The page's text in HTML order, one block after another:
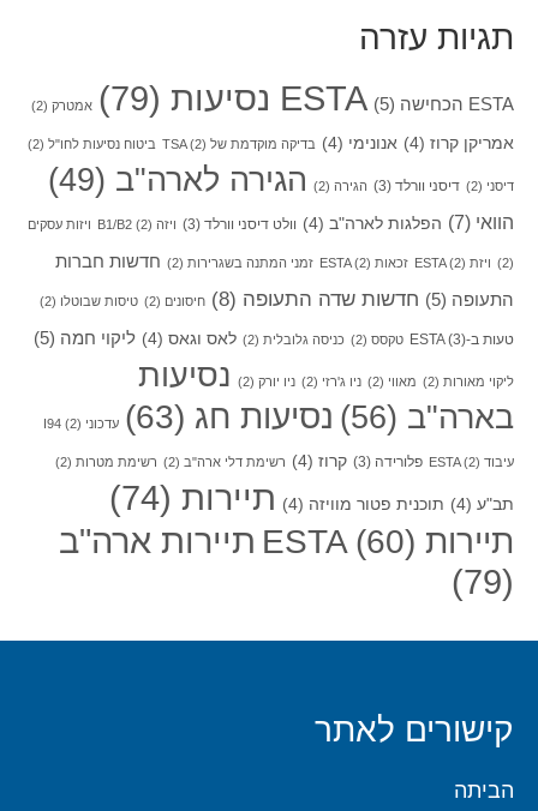
תגיות עזרה
ESTA הכחישה (5) ESTA נסיעות (79) אמטרק (2)
אמריקן קרוז (4) אנונימי (4) בדיקה מוקדמת של TSA (2) ביטוח נסיעות לחו"ל (2)
דיסני (2) דיסני וורלד (3) הגירה (2) הגירה לארה"ב (49)
הוואי (7) הפלגות לארה"ב (4) וולט דיסני וורלד (3) ויזה B1/B2 (2) ויזות עסקים
(2) ויזת ESTA (2) זכאות ESTA (2) זמני המתנה בשגרירות (2)
חדשות חברות
התעופה (5) חדשות שדה התעופה (8) חיסונים (2) טיסות שבוטלו (2)
טעות ב-ESTA(3) טקסס (2) כניסה גלובלית (2) לאס וגאס (4) ליקוי חמה (5)
ליקוי מאורות (2) מאווי (2) ניו ג'רזי (2) ניו יורק (2)
נסיעות
בארה"ב (56) נסיעות חג (63) עדכוני I94 (2)
עיבוד ESTA (2) פלורידה (3) קרוז (4) רשימת דלי ארה"ב (2) רשימת מטרות (2)
תב"ע (4) תוכנית פטור מוויזה (4) תיירות (74)
תיירות ESTA (60)
תיירות ארה"ב
(79)
קישורים לאתר
הביתה